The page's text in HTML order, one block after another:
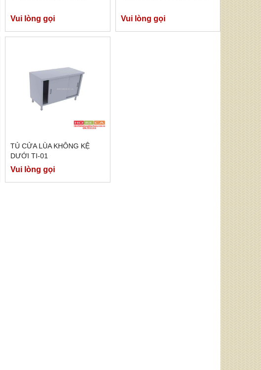
Vui lòng gọi Vui lòng gọi
TỦ CỬA LÙA KHÔNG KỆ
DƯỚI TI-01
Vui lòng gọi